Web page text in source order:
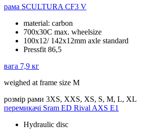
рама SCULTURA CF3 V
material: carbon
700x30C max. wheelsize
100x12/ 142x12mm axle standard
Pressfit 86,5
вага 7,9 кг
weighed at frame size M
розмір рами 3XS, XXS, XS, S, M, L, XL
перемикачі Sram ED Rival AXS E1
Hydraulic disc